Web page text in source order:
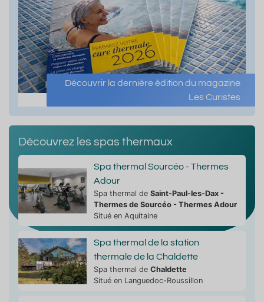
Découvrir la dernière édition du magazine
Les Curistes
Découvrez les spas thermaux
Spa thermal Sourcéo - Thermes
Adour
Spa thermal de Saint-Paul-les-Dax -
Thermes de Sourcéo - Thermes Adour
Situé en Aquitaine
Spa thermal de la station
thermale de la Chaldette
Spa thermal de Chaldette
Situé en Languedoc-Roussillon